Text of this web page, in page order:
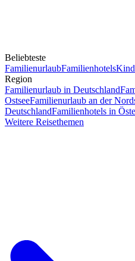
Beliebteste
FamilienurlaubFamilienhotels
Region
Familienurlaub in Deutschland
OstseeFamilienurlaub an der
DeutschlandFamilienhotels in
Weitere Reisethemen